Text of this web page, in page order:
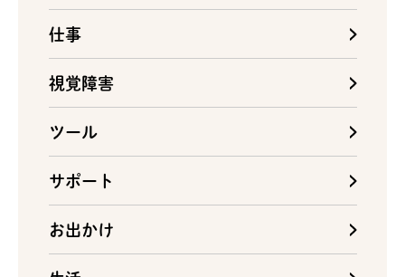
仕事
視覚障害
ツール
サポート
お出かけ